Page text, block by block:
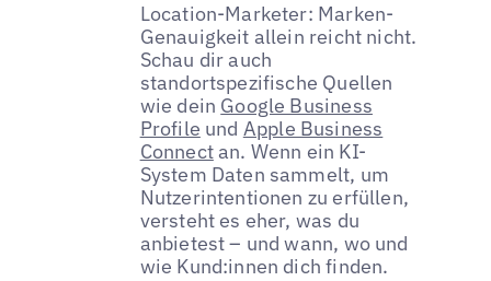
Location-Marketer: Marken-
Genauigkeit allein reicht nicht.
Schau dir auch
standortspezifische Quellen
wie dein Google Business
Profile und Apple Business
Connectan. Wenn ein KI-
System Daten sammelt, um
Nutzerintentionen zu erfüllen,
versteht es eher, was du
anbietest – und wann, wo und
wie Kund:innen dich finden.